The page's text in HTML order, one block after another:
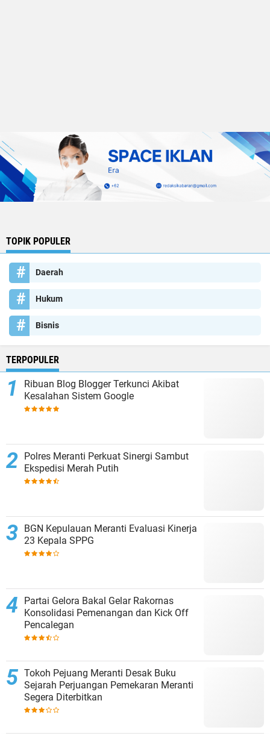
TOPIK POPULER
Daerah
Hukum
Bisnis
TERPOPULER
Ribuan Blog Blogger Terkunci Akibat
Kesalahan Sistem Google
Polres Meranti Perkuat Sinergi Sambut
Ekspedisi Merah Putih
BGN Kepulauan Meranti Evaluasi Kinerja
23 Kepala SPPG
Partai Gelora Bakal Gelar Rakornas
Konsolidasi Pemenangan dan Kick Off
Pencalegan
Tokoh Pejuang Meranti Desak Buku
Sejarah Perjuangan Pemekaran Meranti
Segera Diterbitkan